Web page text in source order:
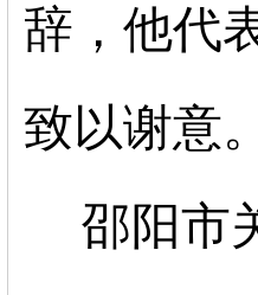
辞，他代
致以谢意。
邵阳市